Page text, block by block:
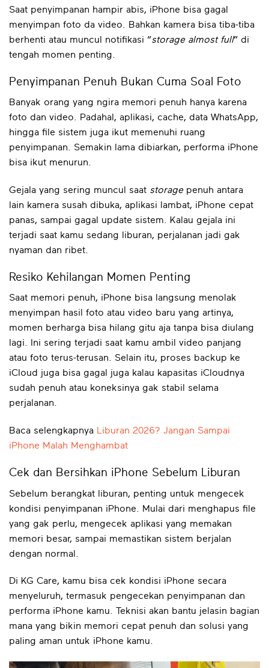
Saat penyimpanan hampir abis, iPhone bisa gagal
menyimpan foto da video. Bahkan kamera bisa tiba-tiba
berhenti atau muncul notifikasi “storage almost full” di
tengah momen penting.
Penyimpanan Penuh Bukan Cuma Soal Foto
Banyak orang yang ngira memori penuh hanya karena
foto dan video. Padahal, aplikasi, cache, data WhatsApp,
hingga file sistem juga ikut memenuhi ruang
penyimpanan. Semakin lama dibiarkan, performa iPhone
bisa ikut menurun.
Gejala yang sering muncul saat storagepenuh antara
lain kamera susah dibuka, aplikasi lambat, iPhone cepat
panas, sampai gagal update sistem. Kalau gejala ini
terjadi saat kamu sedang liburan, perjalanan jadi gak
nyaman dan ribet.
Resiko Kehilangan Momen Penting
Saat memori penuh, iPhone bisa langsung menolak
menyimpan hasil foto atau video baru yang artinya,
momen berharga bisa hilang gitu aja tanpa bisa diulang
lagi. Ini sering terjadi saat kamu ambil video panjang
atau foto terus-terusan. Selain itu, proses backup ke
iCloud juga bisa gagal juga kalau kapasitas iCloudnya
sudah penuh atau koneksinya gak stabil selama
perjalanan.
Baca selengkapnya Liburan 2026? Jangan Sampai
iPhone Malah Menghambat
Cek dan Bersihkan iPhone Sebelum Liburan
Sebelum berangkat liburan, penting untuk mengecek
kondisi penyimpanan iPhone. Mulai dari menghapus file
yang gak perlu, mengecek aplikasi yang memakan
memori besar, sampai memastikan sistem berjalan
dengan normal.
Di KG Care, kamu bisa cek kondisi iPhone secara
menyeluruh, termasuk pengecekan penyimpanan dan
performa iPhone kamu. Teknisi akan bantu jelasin bagian
mana yang bikin memori cepat penuh dan solusi yang
paling aman untuk iPhone kamu.